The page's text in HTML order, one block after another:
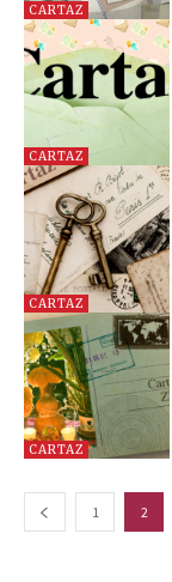
CARTAZ
CARTAZ
CARTAZ
CARTAZ
1 2